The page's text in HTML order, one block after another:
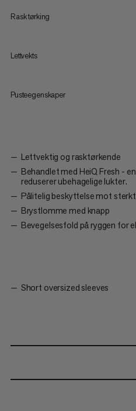
Rask tørking
Lettvekts
Pusteegenskaper
Lettvektig og rasktørkende
Behandlet med HeiQ Fresh -
reduserer ubehagelige lukter.
Pålitelig beskyttelse mot
Brystlomme med knapp
Bevegelsesfold på ryggen for
Short oversized sleeves